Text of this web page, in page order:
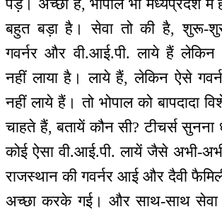
पड़े। अच्छा है, भोपाल भी मध्यप्रदेश
बहुत बड़ा है। सेवा तो की है, शुरू-
गवर्नर और वी.आई.पी. लाये हैं लेकिन
नहीं लाया है। लाये हैं, लेकिन ऐसे
नहीं लाये हैं। तो भोपाल को बापदादा
चाहते हैं, बतायें कौन सी? टीचर्स
कोई ऐसा वी.आई.पी. लायें जैसे अभी-
राजस्थान की गवर्नर आई और दैवी
अच्छा करके गई। और साथ-साथ सेवा